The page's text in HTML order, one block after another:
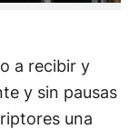
a recibir y
y sin pausas
una